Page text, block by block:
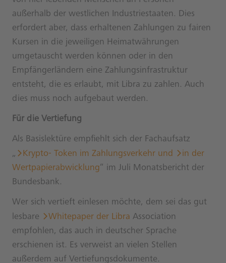
außerhalb der westlichen Industriestaaten. Dies
erfordert aber, dass erhaltenen Zahlungen zu fairen
Kursen in die jeweiligen Heimatwährungen
umgetauscht werden können oder in den
Empfängerländern eine Zahlungsinfrastruktur
entsteht, die es erlaubt, mit Libra zu zahlen. Auch
dies muss noch aufgebaut werden.
Für die Vertiefung
Als Basislektüre empfiehlt sich der Fachaufsatz
„
Krypto- Token im Zahlungsverkehr und
in der
Wertpapierabwicklung“ im Juli Monatsbericht der
Bundesbank.
Wer sich vertieft einlesen möchte, dem sei das gut
lesbare
Whitepaper der Libra Association
empfohlen, das auch in deutscher Sprache
erschienen ist. Es verweist an vielen Stellen
außerdem auf Vertiefungsdokumente.